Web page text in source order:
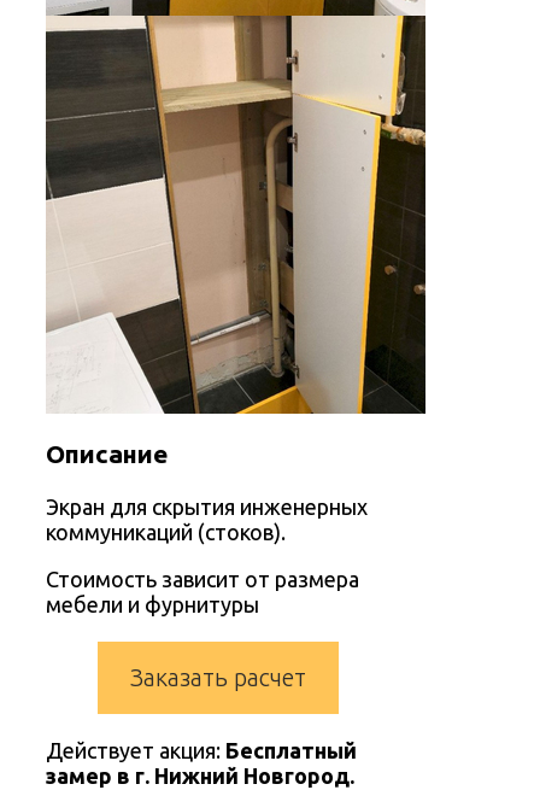
Описание
Экран для скрытия инженерных
коммуникаций (стоков).
Стоимость зависит от размера
мебели и фурнитуры
Заказать расчет
Действует акция: Бесплатный
замер в г. Нижний Новгород.